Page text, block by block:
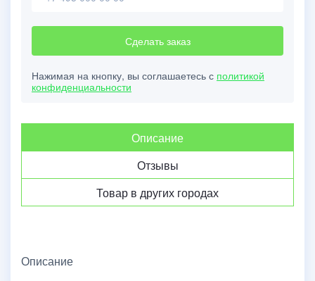
Сделать заказ
Нажимая на кнопку, вы соглашаетесь с политикой
конфиденциальности
Описание
Отзывы
Товар в других городах
Описание